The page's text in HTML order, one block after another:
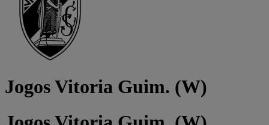
Jogos Vitoria Guim. (W)